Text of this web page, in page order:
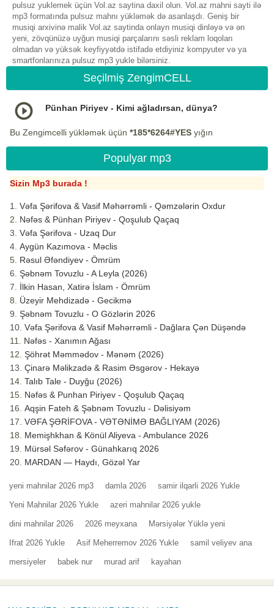
pulsuz yuklemek üçün Vol.az saytina daxil olun. Vol.az mahni sayti ilə
mp3 formatında pulsuz mahnı yükləmək də asanlaşdı. Geniş bir
musiqi arxivinə malik Vol.az saytinda onlayn musiqi dinləyə və ən
yeni, zövqünüzə uyğun musiqi parçalarını səsli reklam loqoları
olmadan və yüksək keyfiyyətdə istifadə etdiyiniz kompyuter və ya
smartfonlarınıza pulsuz mp3 yukle bilərsiniz.
Seçilmiş ZengimCELL
Pünhan Piriyev - Kimi ağladırsan, dünya?
Bu Zengimcelli yükləmək üçün *185*6264#YES yığın
Populyar mp3
Sizin Mp3 burada !
Vəfa Şərifova & Vasif Məhərrəmli - Qəmzələrin Oxdur
Nəfəs & Pünhan Piriyev - Qoşulub Qaçaq
Vəfa Şərifova - Uzaq Dur
Aygün Kazımova - Məclis
Rəsul Əfəndiyev - Ömrüm
Şəbnəm Tovuzlu - A Leyla (2026)
İlkin Hasan, Xatirə İslam - Ömrüm
Üzeyir Mehdizadə - Gecikmə
Şəbnəm Tovuzlu - O Gözlərin 2026
Vəfa Şərifova & Vasif Məhərrəmli - Dağlara Çən Düşəndə
Nəfəs - Xanımın Ağası
Şöhrət Məmmədov - Mənəm (2026)
Çinarə Məlikzadə & Rasim Əsgərov - Hekayə
Talıb Tale - Duyğu (2026)
Nəfəs & Punhan Piriyev - Qoşulub Qaçaq
Aqşin Fateh & Şəbnəm Tovuzlu - Dəlisiyəm
VƏFA ŞƏRİFOVA - VƏTƏNİMƏ BAĞLIYAM (2026)
Memişhkhan & Könül Aliyeva - Ambulance 2026
Mürsəl Səfərov - Günahkarıq 2026
MARDAN — Haydı, Gözəl Yar
yeni mahnilar 2026 mp3 damla 2026 samir ilqarli 2026 Yukle
Yeni Mahnilar 2026 Yukle azeri mahnilar 2026 yukle
dini mahnilar 2026 2026 meyxana Mərsiyələr Yüklə yeni
Ifrat 2026 Yukle Asif Meherremov 2026 Yukle samil veliyev ana
mersiyeler babek nur murad arif kayahan